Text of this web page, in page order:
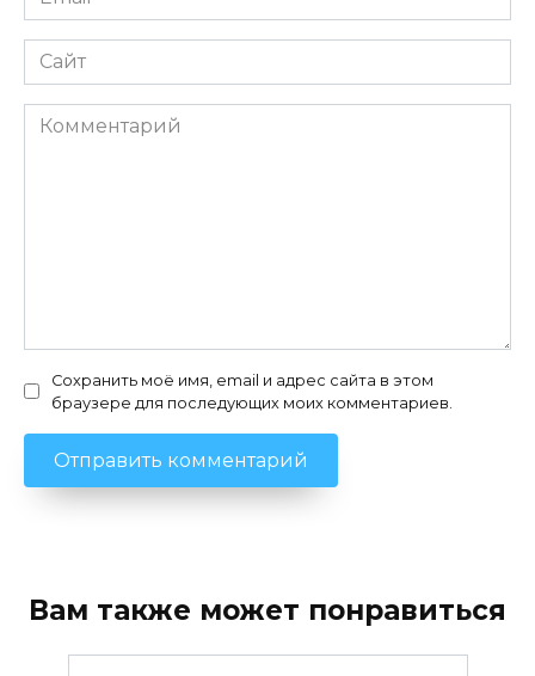
*
Сайт
Комментарий
Сохранить моё имя, email и адрес сайта в этом
браузере для последующих моих комментариев.
Вам также может понравиться